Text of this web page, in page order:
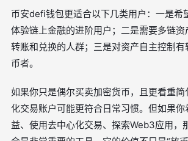
币安defi钱包更适合以下几类用户：一是希
体验链上金融的进阶用户；二是需要多链
转账和兑换的人群；三是对资产自主控制
币者。
如果你只是偶尔买卖加密货币，且更看重
化交易账户可能更符合日常习惯。但如果
益、使用去中心化交易、探索Web3应用，